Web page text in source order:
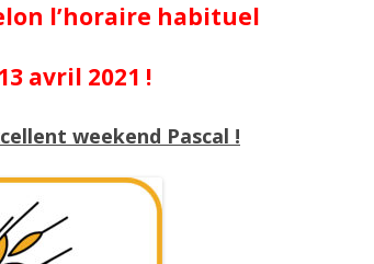
l’horaire habituel
avril 2021 !
weekend Pascal !